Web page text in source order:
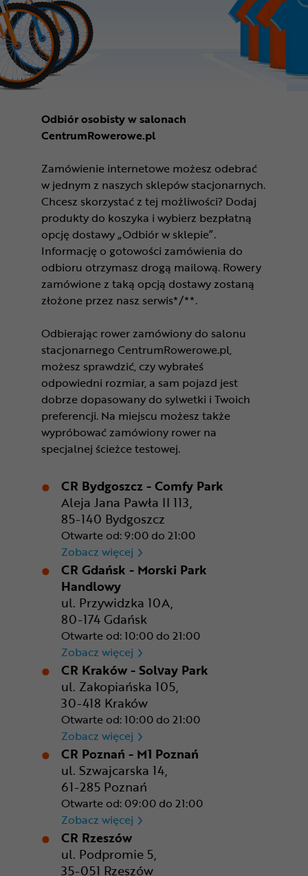
Odbiór osobisty w salonach
CentrumRowerowe.pl
Zamówienie internetowe możesz odebrać
w jednym z naszych sklepów stacjonarnych.
Chcesz skorzystać z tej możliwości? Dodaj
produkty do koszyka i wybierz bezpłatną
opcję dostawy „Odbiór w sklepie”.
Informację o gotowości zamówienia do
odbioru otrzymasz drogą mailową. Rowery
zamówione z taką opcją dostawy zostaną
złożone przez nasz serwis*/**.
Odbierając rower zamówiony do salonu
stacjonarnego CentrumRowerowe.pl,
możesz sprawdzić, czy wybrałeś
odpowiedni rozmiar, a sam pojazd jest
dobrze dopasowany do sylwetki i Twoich
preferencji. Na miejscu możesz także
wypróbować zamówiony rower na
specjalnej ścieżce testowej.
CR Bydgoszcz - Comfy Park
Aleja Jana Pawła II 113,
85-140 Bydgoszcz
Otwarte od: 9:00 do 21:00
Zobacz więcej CR Bydgoszcz - Comfy Park
CR Gdańsk - Morski Park
Handlowy
ul. Przywidzka 10A,
80-174 Gdańsk
Otwarte od: 10:00 do 21:00
Zobacz więcej CR Gdańsk - Morski Park
CR Kraków - Solvay Park
ul. Zakopiańska 105,
30-418 Kraków
Otwarte od: 10:00 do 21:00
Zobacz więcej CR Kraków - Solvay Park
CR Poznań - M1 Poznań
ul. Szwajcarska 14,
61-285 Poznań
Otwarte od: 09:00 do 21:00
Zobacz więcej CR Poznań - M1 Poznań
CR Rzeszów
ul. Podpromie 5,
35-051 Rzeszów